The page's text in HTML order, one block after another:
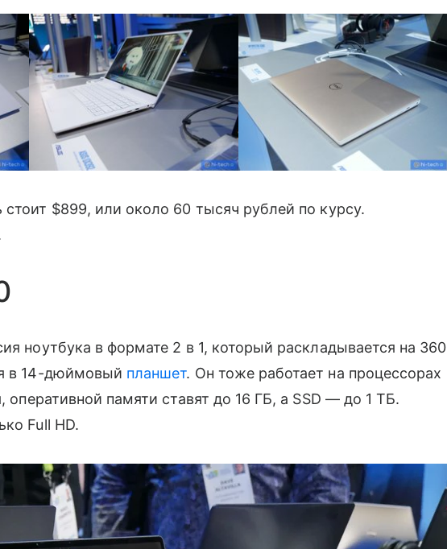
$899, или около 60 тысяч рублей по курсу.
ноутбука в формате 2 в 1, который раскладывается на 360
в 14-дюймовый планшет. Он тоже работает на процессорах
оперативной памяти ставят до 16 ГБ, а SSD — до 1 ТБ.
Full HD.